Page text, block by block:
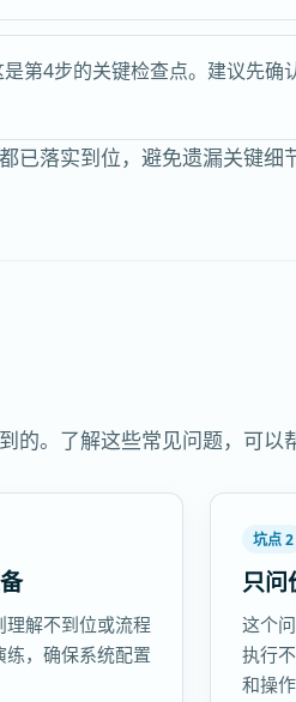
第4步的关键检查点。建议先确
落实到位，避免遗漏关键细
。了解这些常见问题，可以
解不到位或流程
，确保系统配置
坑点 2
只问
这个
执行
和操